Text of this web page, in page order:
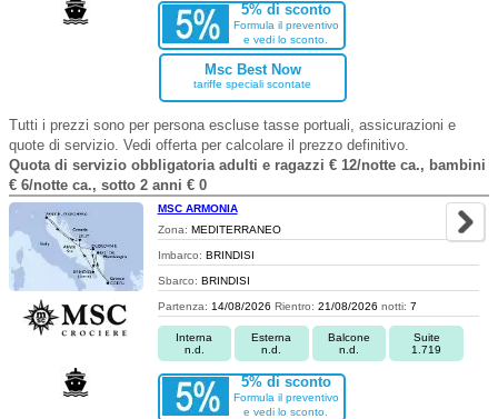
5% di sconto
Formula il preventivo
e vedi lo sconto.
Msc Best Now
tariffe speciali scontate
Tutti i prezzi sono per persona escluse tasse portuali, assicurazioni e
quote di servizio. Vedi offerta per calcolare il prezzo definitivo.
Quota di servizio obbligatoria adulti e ragazzi € 12/notte ca., bambini
€ 6/notte ca., sotto 2 anni € 0
MSC ARMONIA
Zona: MEDITERRANEO
Imbarco: BRINDISI
Sbarco: BRINDISI
Partenza: 14/08/2026 Rientro: 21/08/2026 notti: 7
Interna
n.d.
Esterna
n.d.
Balcone
n.d.
Suite
1.719
5% di sconto
Formula il preventivo
e vedi lo sconto.